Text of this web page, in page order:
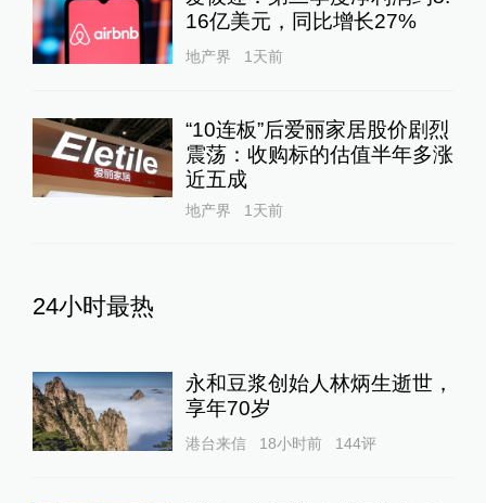
16亿美元，同比增长27%
地产界 1天前
“10连板”后爱丽家居股价剧烈
震荡：收购标的估值半年多涨
近五成
地产界 1天前
24小时最热
永和豆浆创始人林炳生逝世，
享年70岁
港台来信 18小时前 144评